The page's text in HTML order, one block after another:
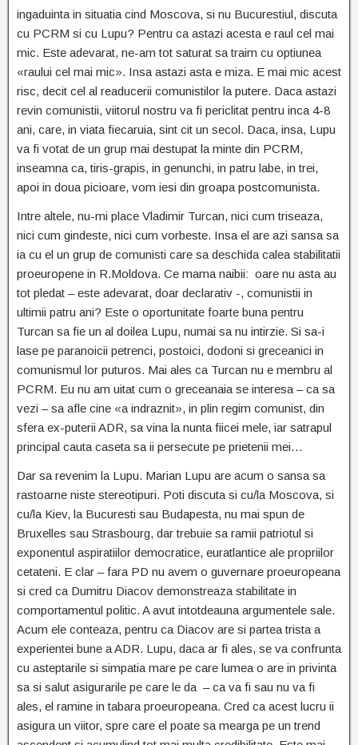
ingaduinta in situatia cind Moscova, si nu Bucurestiul, discuta
cu PCRM si cu Lupu? Pentru ca astazi acesta e raul cel mai
mic. Este adevarat, ne-am tot saturat sa traim cu optiunea
«raului cel mai mic». Insa astazi asta e miza. E mai mic acest
risc, decit cel al readucerii comunistilor la putere. Daca astazi
revin comunistii, viitorul nostru va fi periclitat pentru inca 4-8
ani, care, in viata fiecaruia, sint cit un secol. Daca, insa, Lupu
va fi votat de un grup mai destupat la minte din PCRM,
inseamna ca, tiris-grapis, in genunchi, in patru labe, in trei,
apoi in doua picioare, vom iesi din groapa postcomunista.
Intre altele, nu-mi place Vladimir Turcan, nici cum triseaza,
nici cum gindeste, nici cum vorbeste. Insa el are azi sansa sa
ia cu el un grup de comunisti care sa deschida calea stabilitatii
proeuropene in R.Moldova. Ce mama naibii: oare nu asta au
tot pledat – este adevarat, doar declarativ -, comunistii in
ultimii patru ani? Este o oportunitate foarte buna pentru
Turcan sa fie un al doilea Lupu, numai sa nu intirzie. Si sa-i
lase pe paranoicii petrenci, postoici, dodoni si greceanici in
comunismul lor puturos. Mai ales ca Turcan nu e membru al
PCRM. Eu nu am uitat cum o greceanaia se interesa – ca sa
vezi – sa afle cine «a indraznit», in plin regim comunist, din
sfera ex-puterii ADR, sa vina la nunta fiicei mele, iar satrapul
principal cauta caseta sa ii persecute pe prietenii mei…
Dar sa revenim la Lupu. Marian Lupu are acum o sansa sa
rastoarne niste stereotipuri. Poti discuta si cu/la Moscova, si
cu/la Kiev, la Bucuresti sau Budapesta, nu mai spun de
Bruxelles sau Strasbourg, dar trebuie sa ramii patriotul si
exponentul aspiratiilor democratice, euratlantice ale propriilor
cetateni. E clar – fara PD nu avem o guvernare proeuropeana
si cred ca Dumitru Diacov demonstreaza stabilitate in
comportamentul politic. A avut intotdeauna argumentele sale.
Acum ele conteaza, pentru ca Diacov are si partea trista a
experientei bune a ADR. Lupu, daca ar fi ales, se va confrunta
cu asteptarile si simpatia mare pe care lumea o are in privinta
sa si salut asigurarile pe care le da – ca va fi sau nu va fi
ales, el ramine in tabara proeuropeana. Cred ca acest lucru ii
asigura un viitor, spre care el poate sa mearga pe un trend